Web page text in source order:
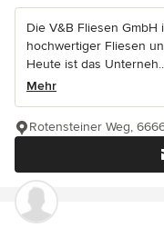
Die V&B Fliesen
hochwertiger Fliesen
Heute ist das
Mehr
Rotensteiner Weg,